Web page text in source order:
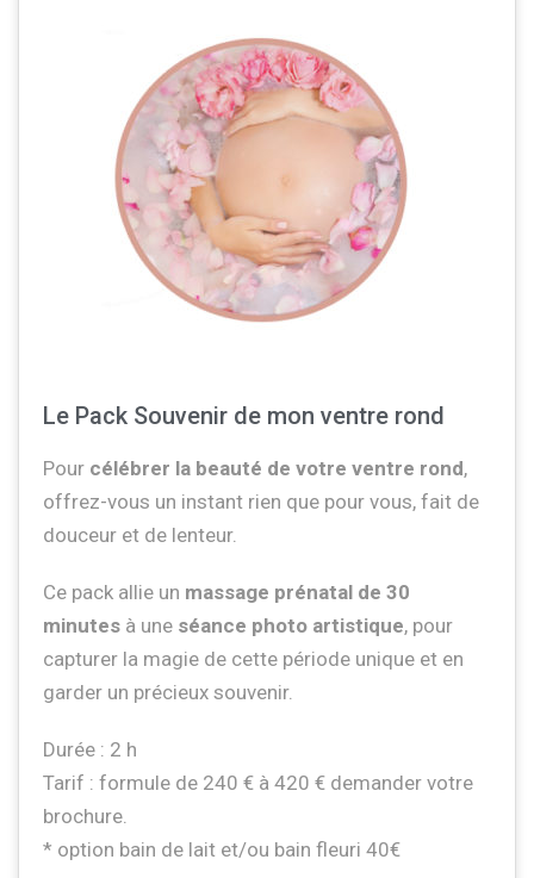
Le Pack Souvenir de mon ventre rond
Pour célébrer la beauté de votre ventre rond,
offrez-vous un instant rien que pour vous, fait de
douceur et de lenteur.
Ce pack allie un massage prénatal de 30
minutes à une séance photo artistique, pour
capturer la magie de cette période unique et en
garder un précieux souvenir.
Durée : 2 h
Tarif : formule de 240 € à 420 € demander votre
brochure.
* option bain de lait et/ou bain fleuri 40€